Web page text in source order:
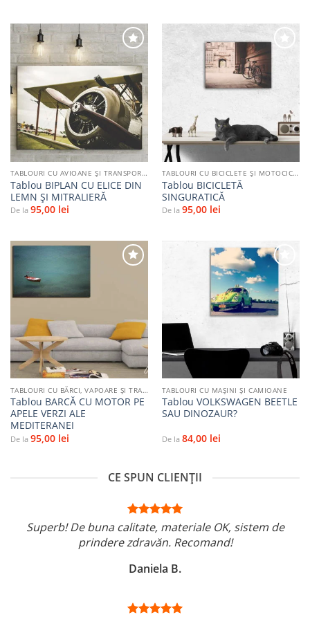
Adaugă
la
favorite
TABLOURI CU AVIOANE ȘI TRANSPORT AERIAN
Tablou BIPLAN CU ELICE DIN
LEMN ȘI MITRALIERĂ
De la 95,00 lei
Adaugă
TABLOURI CU BICICLETE ŞI MOTOCICLETE
Tablou BICICLETĂ
SINGURATICĂ
De la 95,00 lei
favorite
TABLOURI CU BĂRCI, VAPOARE ȘI TRANSPORT PE APĂ
Tablou BARCĂ CU MOTOR PE
APELE VERZI ALE
MEDITERANEI
De la 95,00 lei
Adaugă
la
favorite
TABLOURI CU MAŞINI ŞI CAMIOANE
Tablou VOLKSWAGEN BEETLE
SAU DINOZAUR?
De la 84,00 lei
CE SPUN CLIENȚII
Superb! De buna calitate, materiale OK, sistem de
prindere zdravăn. Recomand!
Daniela B.